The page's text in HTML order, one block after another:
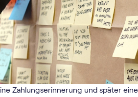
Zahlungserinnerung und später eine